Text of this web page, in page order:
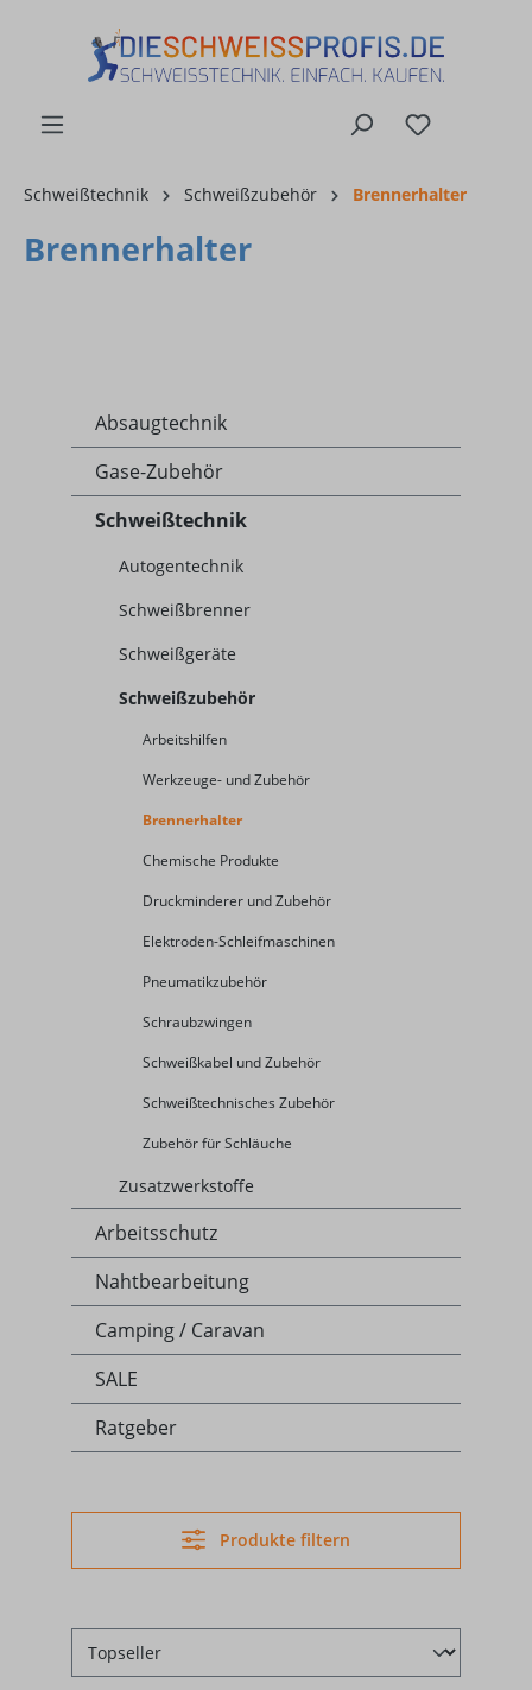
Schweißtechnik Schweißzubehör Brennerhalter
Brennerhalter
Absaugtechnik
Gase-Zubehör
Schweißtechnik
Autogentechnik
Schweißbrenner
Schweißgeräte
Schweißzubehör
Arbeitshilfen
Werkzeuge- und Zubehör
Brennerhalter
Chemische Produkte
Druckminderer und Zubehör
Elektroden-Schleifmaschinen
Pneumatikzubehör
Schraubzwingen
Schweißkabel und Zubehör
Schweißtechnisches Zubehör
Zubehör für Schläuche
Zusatzwerkstoffe
Arbeitsschutz
Nahtbearbeitung
Camping / Caravan
SALE
Ratgeber
Produkte filtern